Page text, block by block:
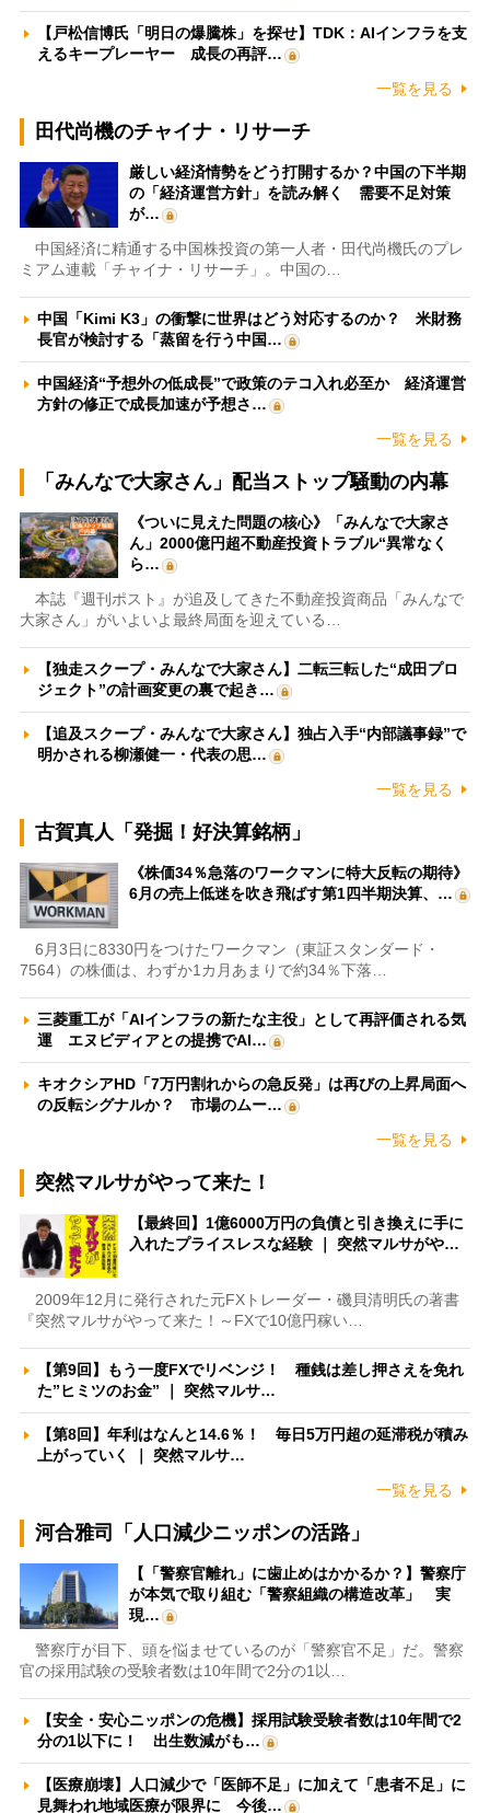
【戸松信博氏「明日の爆騰株」を探せ】TDK：AIインフラを支
えるキープレーヤー 成長の再評…
一覧を見る
田代尚機のチャイナ・リサーチ
厳しい経済情勢をどう打開するか？中国の下半期
の「経済運営方針」を読み解く 需要不足対策
が…
中国経済に精通する中国株投資の第一人者・田代尚機氏のプレ
ミアム連載「チャイナ・リサーチ」。中国の…
中国「Kimi K3」の衝撃に世界はどう対応するのか？ 米財務
長官が検討する「蒸留を行う中国…
中国経済“予想外の低成長”で政策のテコ入れ必至か 経済運営
方針の修正で成長加速が予想さ…
一覧を見る
「みんなで大家さん」配当ストップ騒動の内幕
《ついに見えた問題の核心》「みんなで大家さ
ん」2000億円超不動産投資トラブル“異常なく
ら…
本誌『週刊ポスト』が追及してきた不動産投資商品「みんなで
大家さん」がいよいよ最終局面を迎えている…
【独走スクープ・みんなで大家さん】二転三転した“成田プロ
ジェクト”の計画変更の裏で起き…
【追及スクープ・みんなで大家さん】独占入手“内部議事録”で
明かされる柳瀬健一・代表の思…
一覧を見る
古賀真人「発掘！好決算銘柄」
《株価34％急落のワークマンに特大反転の期待》
6月の売上低迷を吹き飛ばす第1四半期決算、…
6月3日に8330円をつけたワークマン（東証スタンダード・
7564）の株価は、わずか1カ月あまりで約34％下落…
三菱重工が「AIインフラの新たな主役」として再評価される気
運 エヌビディアとの提携でAI…
キオクシアHD「7万円割れからの急反発」は再びの上昇局面へ
の反転シグナルか？ 市場のムー…
一覧を見る
突然マルサがやって来た！
【最終回】1億6000万円の負債と引き換えに手に
入れたプライスレスな経験 ｜ 突然マルサがや…
2009年12月に発行された元FXトレーダー・磯貝清明氏の著書
『突然マルサがやって来た！～FXで10億円稼い…
【第9回】もう一度FXでリベンジ！ 種銭は差し押さえを免れ
た”ヒミツのお金” ｜ 突然マルサ…
【第8回】年利はなんと14.6％！ 毎日5万円超の延滞税が積み
上がっていく ｜ 突然マルサ…
一覧を見る
河合雅司「人口減少ニッポンの活路」
【「警察官離れ」に歯止めはかかるか？】警察庁
が本気で取り組む「警察組織の構造改革」 実
現…
警察庁が目下、頭を悩ませているのが「警察官不足」だ。警察
官の採用試験の受験者数は10年間で2分の1以…
【安全・安心ニッポンの危機】採用試験受験者数は10年間で2
分の1以下に！ 出生数減がも…
【医療崩壊】人口減少で「医師不足」に加えて「患者不足」に
見舞われ地域医療が限界に 今後…